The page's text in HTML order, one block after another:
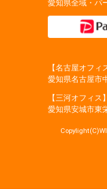
愛知県全域・パ
【名古屋オフィ
愛知県名古屋市
【三河オフィス】
愛知県安城市東